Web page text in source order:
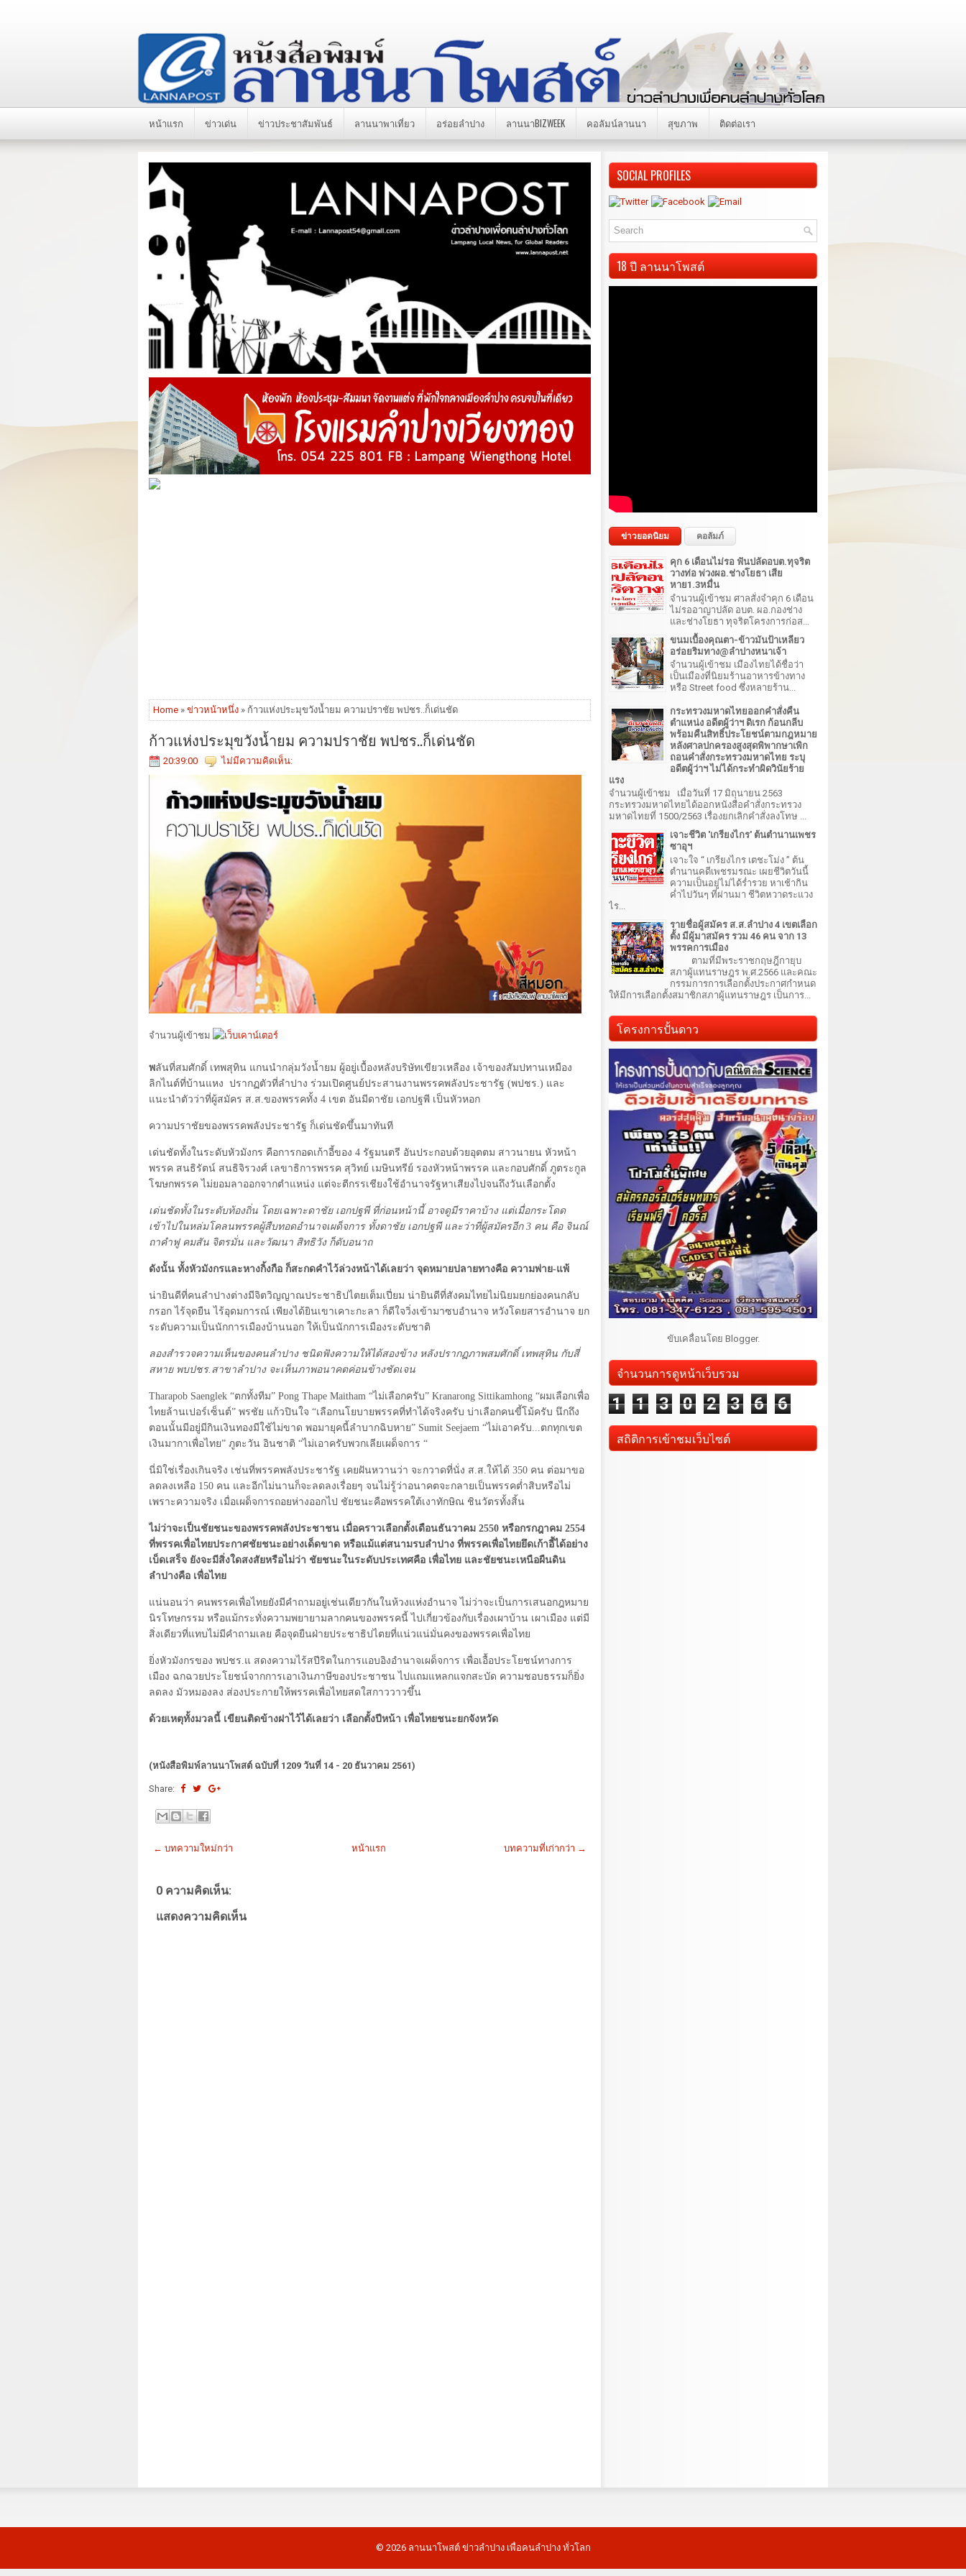
หน้าแรก ข่าวเด่น ข่าวประชาสัมพันธ์ ลานนาพาเที่ยว อร่อยลำปาง ลานนาBIZWEEK คอลัมน์ลานนา สุขภาพ ติดต่อเรา
Home » ข่าวหน้าหนึ่ง » ก้าวแห่งประมุขวังน้ำยม ความปราชัย พปชร..ก็เด่นชัด
ก้าวแห่งประมุขวังน้ำยม ความปราชัย พปชร..ก็เด่นชัด
20:39:00 ไม่มีความคิดเห็น:
จำนวนผู้เข้าชม
พลันที่สมศักดิ์ เทพสุทิน แกนนำกลุ่มวังน้ำยม ผู้อยู่เบื้องหลังบริษัทเขียวเหลือง เจ้าของสัมปทานเหมือง
ลิกไนต์ที่บ้านแหง ปรากฏตัวที่ลำปาง ร่วมเปิดศูนย์ประสานงานพรรคพลังประชารัฐ (พปชร.) และ
แนะนำตัวว่าที่ผู้สมัคร ส.ส.ของพรรคทั้ง 4 เขต อันมีดาชัย เอกปฐพี เป็นหัวหอก
ความปราชัยของพรรคพลังประชารัฐ ก็เด่นชัดขึ้นมาทันที
เด่นชัดทั้งในระดับหัวมังกร คือการกอดเก้าอี้ของ 4 รัฐมนตรี อันประกอบด้วยอุตตม สาวนายน หัวหน้า
พรรค สนธิรัตน์ สนธิจิรวงศ์ เลขาธิการพรรค สุวิทย์ เมษินทรีย์ รองหัวหน้าพรรค และกอบศักดิ์ ภูตระกูล
โฆษกพรรค ไม่ยอมลาออกจากตำแหน่ง แต่จะตีกรรเชียงใช้อำนาจรัฐหาเสียงไปจนถึงวันเลือกตั้ง
เด่นชัดทั้งในระดับท้องถิ่น โดยเฉพาะดาชัย เอกปฐพี ที่ก่อนหน้านี้ อาจดูมีราคาบ้าง แต่เมื่อกระโดด
เข้าไปในหล่มโคลนพรรคผู้สืบทอดอำนาจเผด็จการ ทั้งดาชัย เอกปฐพี และว่าที่ผู้สมัครอีก 3 คน คือ จินณ์
ถาคำฟู คมสัน จิตรมั่น และวัฒนา สิทธิวัง ก็ดับอนาถ
ดังนั้น ทั้งหัวมังกรและหางกิ้งกือ ก็สะกดคำไว้ล่วงหน้าได้เลยว่า จุดหมายปลายทางคือ ความพ่าย-แพ้
น่ายินดีที่คนลำปางต่างมีจิตวิญญาณประชาธิปไตยเต็มเปี่ยม น่ายินดีที่สังคมไทยไม่นิยมยกย่องคนกลับ
กรอก ไร้จุดยืน ไร้อุดมการณ์ เพียงได้ยินเขาเคาะกะลา ก็ดีใจวิ่งเข้ามาซบอำนาจ หวังโดยสารอำนาจ ยก
ระดับความเป็นนักการเมืองบ้านนอก ให้เป็นนักการเมืองระดับชาติ
ลองสำรวจความเห็นของคนลำปาง ชนิดฟังความให้ได้สองข้าง หลังปรากฏภาพสมศักดิ์ เทพสุทิน กับสี่
สหาย พบปชร.สาขาลำปาง จะเห็นภาพอนาคตค่อนข้างชัดเจน
Tharapob Saenglek “ตกทั้งทีม” Pong Thape Maitham “ไม่เลือกครับ” Kranarong Sittikamhong “ผมเลือกเพื่อ
ไทยล้านเปอร์เซ็นต์” พรชัย แก้วปินใจ “เลือกนโยบายพรรคที่ทำได้จริงครับ บ่าเลือกคนขี้โม้ครับ นึกถึง
ตอนนั้นมีอยู่มีกินเงินทองมีใช้ไม่ขาด พอมายุคนี้ลำบากฉิบหาย” Sumit Seejaem “ไม่เอาครับ...ตกทุกเขต
เงินมากาเพื่อไทย” ภูตะวัน อินชาติ “ไม่เอาครับพวกเลียเผด็จการ “
นี่มิใช่เรื่องเกินจริง เช่นที่พรรคพลังประชารัฐ เคยฝันหวานว่า จะกวาดที่นั่ง ส.ส.ให้ได้ 350 คน ต่อมาขอ
ลดลงเหลือ 150 คน และอีกไม่นานก็จะลดลงเรื่อยๆ จนไม่รู้ว่าอนาคตจะกลายเป็นพรรคต่ำสิบหรือไม่
เพราะความจริง เมื่อเผด็จการถอยห่างออกไป ชัยชนะคือพรรคใต้เงาทักษิณ ชินวัตรทั้งสิ้น
ไม่ว่าจะเป็นชัยชนะของพรรคพลังประชาชน เมื่อคราวเลือกตั้งเดือนธันวาคม 2550 หรือกรกฎาคม 2554
ที่พรรคเพื่อไทยประกาศชัยชนะอย่างเด็ดขาด หรือแม้แต่สนามรบลำปาง ที่พรรคเพื่อไทยยึดเก้าอี้ได้อย่าง
เบ็ดเสร็จ ยังจะมีสิ่งใดสงสัยหรือไม่ว่า ชัยชนะในระดับประเทศคือ เพื่อไทย และชัยชนะเหนือผืนดิน
ลำปางคือ เพื่อไทย
แน่นอนว่า คนพรรคเพื่อไทยยังมีคำถามอยู่เช่นเดียวกันในห้วงแห่งอำนาจ ไม่ว่าจะเป็นการเสนอกฎหมาย
นิรโทษกรรม หรือแม้กระทั่งความพยายามลากคนของพรรคนี้ ไปเกี่ยวข้องกับเรื่องเผาบ้าน เผาเมือง แต่มี
สิ่งเดียวที่แทบไม่มีคำถามเลย คือจุดยืนฝ่ายประชาธิปไตยที่แน่วแน่มั่นคงของพรรคเพื่อไทย
ยิ่งหัวมังกรของ พปชร.แ สดงความไร้สปีริตในการแอบอิงอำนาจเผด็จการ เพื่อเอื้อประโยชน์ทางการ
เมือง ฉกฉวยประโยชน์จากการเอาเงินภาษีของประชาชน ไปแถมแหลกแจกสะบัด ความชอบธรรมก็ยิ่ง
ลดลง มัวหมองลง ส่องประกายให้พรรคเพื่อไทยสดใสกาววาวขึ้น
ด้วยเหตุทั้งมวลนี้ เขียนติดข้างฝาไว้ได้เลยว่า เลือกตั้งปีหน้า เพื่อไทยชนะยกจังหวัด
(หนังสือพิมพ์ลานนาโพสต์ ฉบับที่ 1209 วันที่ 14 - 20 ธันวาคม 2561)
Share:
← บทความใหม่กว่า บทความที่เก่ากว่า →
หน้าแรก
0 ความคิดเห็น:
แสดงความคิดเห็น
SOCIAL PROFILES
18 ปี ลานนาโพสต์
ข่าวยอดนิยม คอลัมภ์
คุก 6 เดือนไม่รอ ฟันปลัดอบต.ทุจริต
วางท่อ พ่วงผอ.ช่างโยธา เสีย
หาย1.3หมื่น
จำนวนผู้เข้าชม ศาลสั่งจำคุก 6 เดือน
ไม่รออาญาปลัด อบต. ผอ.กองช่าง
และช่างโยธา ทุจริตโครงการก่อส...
ขนมเบื้องคุณตา-ข้าวมันป้าเหลียว
อร่อยริมทาง@ลำปางหนาเจ้า
จำนวนผู้เข้าชม เมืองไทยได้ชื่อว่า
เป็นเมืองที่นิยมร้านอาหารข้างทาง
หรือ Street food ซึ่งหลายร้าน...
กระทรวงมหาดไทยออกคำสั่งคืน
ตำแหน่ง อดีตผู้ว่าฯ ดิเรก ก้อนกลีบ
พร้อมคืนสิทธิ์ประโยชน์ตามกฎหมาย
หลังศาลปกครองสูงสุดพิพากษาเพิก
ถอนคำสั่งกระทรวงมหาดไทย ระบุ
อดีตผู้ว่าฯ ไม่ได้กระทำผิดวินัยร้าย
แรง
จำนวนผู้เข้าชม เมื่อวันที่ 17 มิถุนายน 2563
กระทรวงมหาดไทยได้ออกหนังสือคำสั่งกระทรวง
มหาดไทยที่ 1500/2563 เรื่องยกเลิกคำสั่งลงโทษ ...
เจาะชีวิต 'เกรียงไกร' ต้นตำนานเพชร
ซาอุฯ
เจาะใจ “ เกรียงไกร เตชะโม่ง ” ต้น
ตำนานคดีเพชรมรณะ เผยชีวิตวันนี้
ความเป็นอยู่ไม่ได้ร่ำรวย หาเช้ากิน
ค่ำไปวันๆ ที่ผ่านมา ชีวิตหวาดระแวง
ไร...
รายชื่อผู้สมัคร ส.ส.ลำปาง 4 เขตเลือก
ตั้ง มีผู้มาสมัคร รวม 46 คน จาก 13
พรรคการเมือง
ตามที่มีพระราชกฤษฎีกายุบ
สภาผู้แทนราษฎร พ.ศ.2566 และคณะ
กรรมการการเลือกตั้งประกาศกำหนด
ให้มีการเลือกตั้งสมาชิกสภาผู้แทนราษฎร เป็นการ...
โครงการปั้นดาว
ขับเคลื่อนโดย Blogger.
จำนวนการดูหน้าเว็บรวม
1 1 3 0 2 3 6 6
สถิติการเข้าชมเว็บไซต์
© 2026 ลานนาโพสต์ ข่าวลำปาง เพื่อคนลำปาง ทั่วโลก